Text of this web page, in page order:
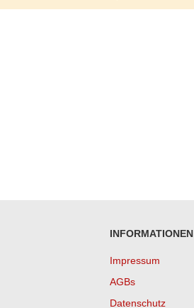
INFORMATIONEN
Impressum
AGBs
Datenschutz